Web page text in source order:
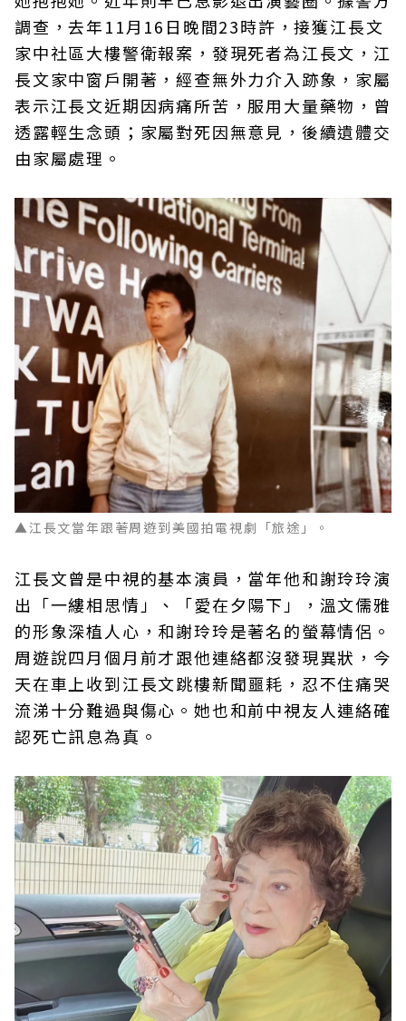
調查，去年11月16日晚間23時許，接獲江長文
家中社區大樓警衛報案，發現死者為江長文，江
長文家中窗戶開著，經查無外力介入跡象，家屬
表示江長文近期因病痛所苦，服用大量藥物，曾
透露輕生念頭；家屬對死因無意見，後續遺體交
由家屬處理。
▲江長文當年跟著周遊到美國拍電視劇「旅途」。
江長文曾是中視的基本演員，當年他和謝玲玲演
出「一縷相思情」、「愛在夕陽下」，溫文儒雅
的形象深植人心，和謝玲玲是著名的螢幕情侶。
周遊說四月個月前才跟他連絡都沒發現異狀，今
天在車上收到江長文跳樓新聞噩耗，忍不住痛哭
流涕十分難過與傷心。她也和前中視友人連絡確
認死亡訊息為真。